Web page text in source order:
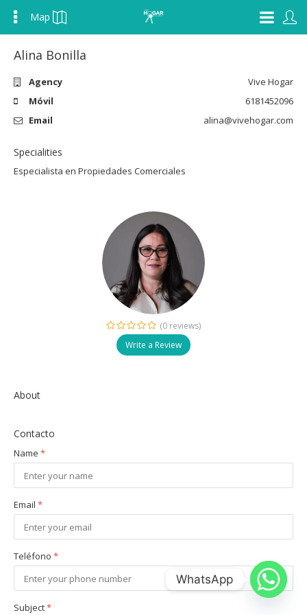
Map
Alina Bonilla
Agency
Vive Hogar
Móvil
6181452096
Email
alina@vivehogar.com
Specialities
Especialista en Propiedades Comerciales
(0 reviews)
Write a Review
About
Contacto
Name *
Email *
Teléfono *
Subject*
WhatsApp